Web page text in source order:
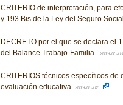
CRITERIO de interpretación, para
y 193 Bis de la Ley del Seguro
DECRETO por el que se declara el
del Balance Trabajo-Familia . 2019-05-03
CRITERIOS técnicos específicos
evaluación educativa. 2019-05-02